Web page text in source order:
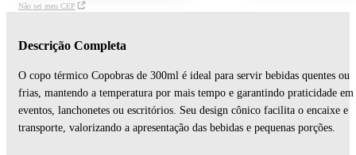
Não sei meu CEP
Descrição Completa
O copo térmico Copobras de 300ml é ideal para servir bebidas quentes ou
frias, mantendo a temperatura por mais tempo e garantindo praticidade em
eventos, lanchonetes ou escritórios. Seu design cônico facilita o encaixe e
transporte, valorizando a apresentação das bebidas e pequenas porções.